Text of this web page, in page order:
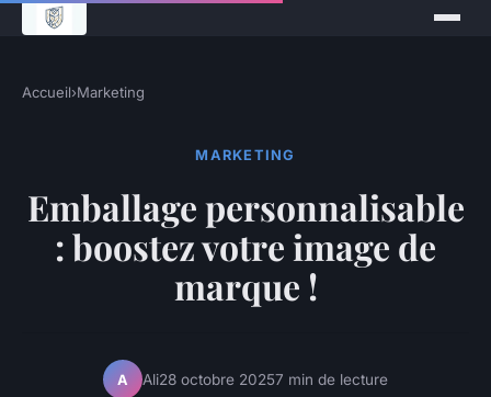
Accueil›Marketing
MARKETING
Emballage personnalisable
: boostez votre image de
marque !
A Ali28 octobre 20257 min de lecture